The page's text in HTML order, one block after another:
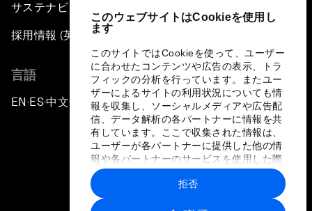
このウェブサイトはCookieを使用し
ます
このサイトではCookieを使って、ユーザー
に合わせたコンテンツや広告の表示、トラ
フィックの分析を行っています。またユー
ザーによるサイトの利用状況についても情
報を収集し、ソーシャルメディアや広告配
信、データ解析の各パートナーに情報を共
有しています。ここで収集された情報は、
ユーザーが各パートナーに提供した他の情
報や各パートナーのサービスを使用した際
に収集された情報と組み合わされ、各パー
トナーによって使用されることがありま
す。
拒否
サステナビリティへの取り組み
採用情報 (英語のみ)
言語
EN ▪ES▪中文▪ 日本語
プライバシーポリシーと利用規約